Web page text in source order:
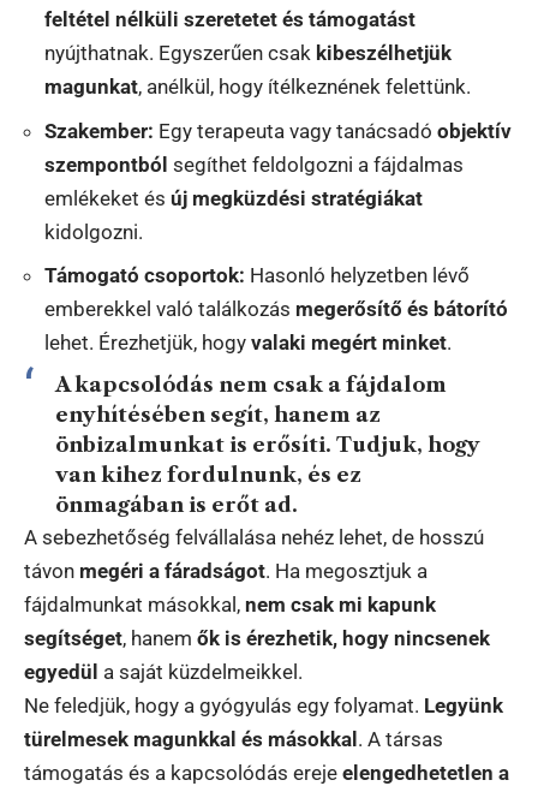
feltétel nélküli szeretetet és támogatást
nyújthatnak. Egyszerűen csak kibeszélhetjük
magunkat, anélkül, hogy ítélkeznének felettünk.
Szakember: Egy terapeuta vagy tanácsadó objektív
szempontból segíthet feldolgozni a fájdalmas
emlékeket és új megküzdési stratégiákat
kidolgozni.
Támogató csoportok: Hasonló helyzetben lévő
emberekkel való találkozás megerősítő és bátorító
lehet. Érezhetjük, hogy valaki megért minket.
A kapcsolódás nem csak a fájdalom
enyhítésében segít, hanem az
önbizalmunkat is erősíti. Tudjuk, hogy
van kihez fordulnunk, és ez
önmagában is erőt ad.
A sebezhetőség felvállalása nehéz lehet, de hosszú
távon megéri a fáradságot. Ha megosztjuk a
fájdalmunkat másokkal, nem csak mi kapunk
segítséget, hanem ők is érezhetik, hogy nincsenek
egyedül a saját küzdelmeikkel.
Ne feledjük, hogy a gyógyulás egy folyamat. Legyünk
türelmesek magunkkal és másokkal. A társas
támogatás és a kapcsolódás ereje elengedhetetlen a